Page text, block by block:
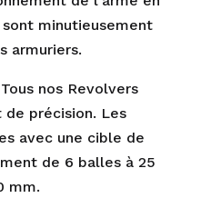
minutieusement
armuriers.
nos Revolvers
précision. Les
avec une cible de
de 6 balles à 25
mm.